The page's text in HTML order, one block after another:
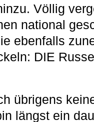
Völlig
national
ebenfalls
DIE
übrigens
längst ein